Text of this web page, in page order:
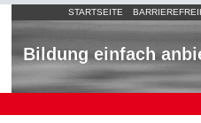
STARTSEITE
Bildung einfach